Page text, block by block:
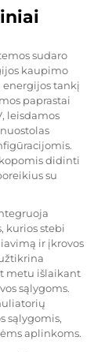
sudaro
kaupimo
tankį
paprastai
leisdamos
didinti
su
kurios stebi
ir įkrovos
metu išlaikant
sąlygoms.
sąlygomis,
aplinkoms.